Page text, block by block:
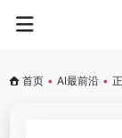
首页 • AI最前沿 •